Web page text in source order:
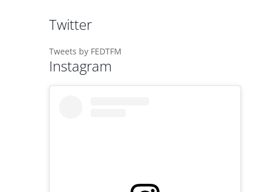
Twitter
Tweets by FEDTFM
Instagram